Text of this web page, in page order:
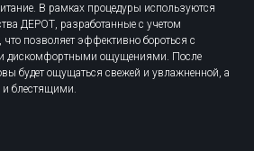
В рамках процедуры используются
ДЕРОТ, разработанные с учетом
позволяет эффективно бороться с
дискомфортными ощущениями. После
будет ощущаться свежей и увлажненной, а
и блестящими.